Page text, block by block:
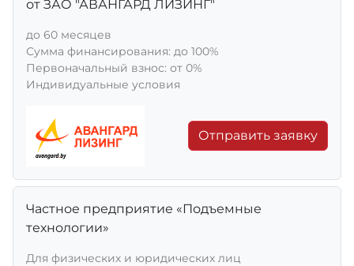
от ЗАО "АВАНГАРД ЛИЗИНГ"
до 60 месяцев
Сумма финансирования: до 100%
Первоначальный взнос: от 0%
Индивидуальные условия
Отправить заявку
Частное предприятие «Подъемные
технологии»
Для физических и юридических лиц